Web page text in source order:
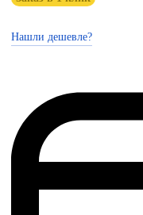
Нашли дешевле?